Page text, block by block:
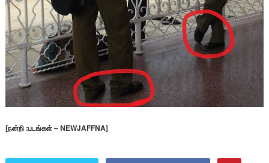
[நன்றி :படங்கள் – NEWJAFFNA]